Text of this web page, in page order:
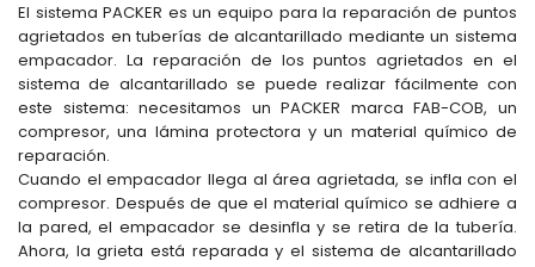
El sistema PACKER es un equipo para la reparación de puntos
agrietados en tuberías de alcantarillado mediante un sistema
empacador. La reparación de los puntos agrietados en el
sistema de alcantarillado se puede realizar fácilmente con
este sistema: necesitamos un PACKER marca FAB-COB, un
compresor, una lámina protectora y un material químico de
reparación.
Cuando el empacador llega al área agrietada, se infla con el
compresor. Después de que el material químico se adhiere a
la pared, el empacador se desinfla y se retira de la tubería.
Ahora, la grieta está reparada y el sistema de alcantarillado